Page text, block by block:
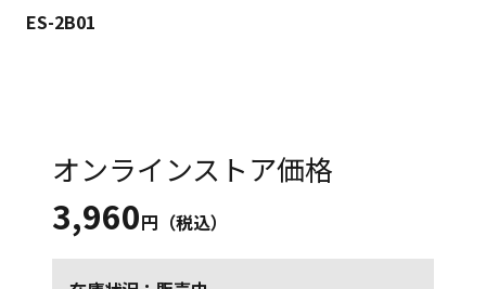
ES-2B01
オンラインストア価格
3,960円（税込）